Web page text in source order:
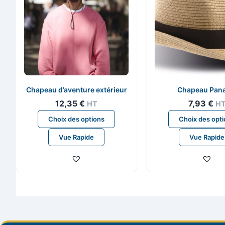
Chapeau d’aventure extérieur
12,35 € HT
Choix des options
Ce
produit
Vue Rapide
Chapeau
7,93 € HT
Choix des
Vue Rapide